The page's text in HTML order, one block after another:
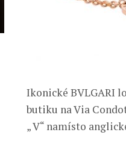
Ikonické BVLGARI
butiku na Via
„ V“ namísto